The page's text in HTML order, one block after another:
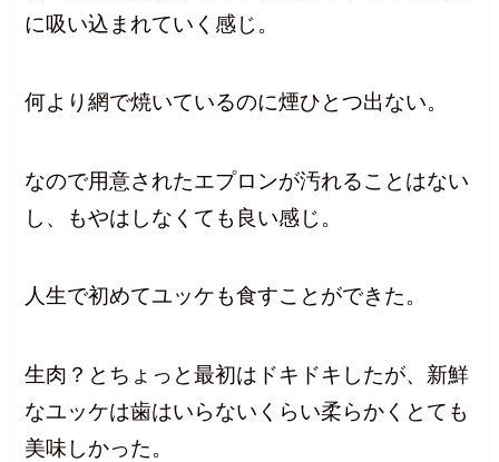
に吸い込まれていく感じ。
何より網で焼いているのに煙ひとつ出ない。
なので用意されたエプロンが汚れることはない
し、もやはしなくても良い感じ。
人生で初めてユッケも食すことができた。
生肉？とちょっと最初はドキドキしたが、新鮮
なユッケは歯はいらないくらい柔らかくとても
美味しかった。